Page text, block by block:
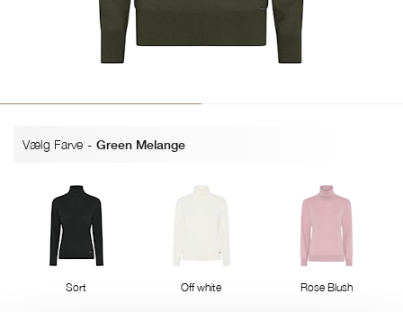
Vælg Farve - Green Melange
Sort Off white Rose Blush